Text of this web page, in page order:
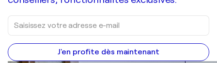
J'en profite dès maintenant